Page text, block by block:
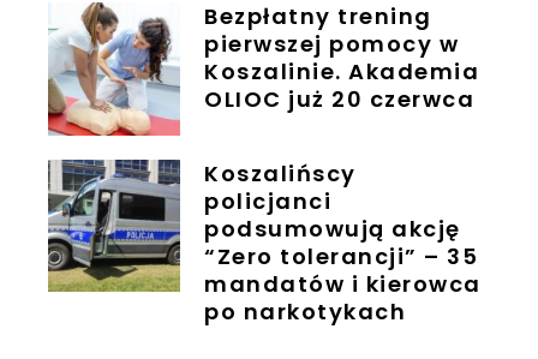
Bezpłatny trening
pierwszej pomocy w
Koszalinie. Akademia
OLIOC już 20 czerwca
Koszalińscy
policjanci
podsumowują akcję
“Zero tolerancji” – 35
mandatów i kierowca
po narkotykach